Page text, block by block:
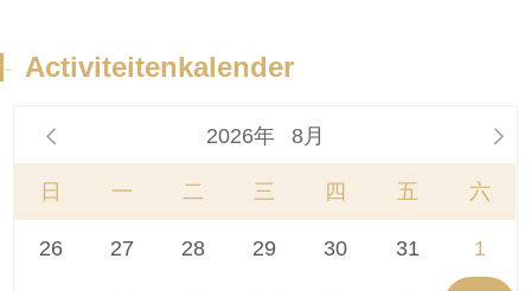
- Activiteitenkalender
 2026年 8月 
日 一 二 三 四 五 六
26 27 28 29 30 31 1